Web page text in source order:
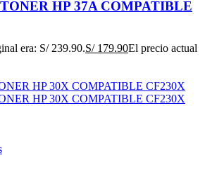
HP 37A COMPATIBLE
era: S/ 239.90.S/179.90El precio actual